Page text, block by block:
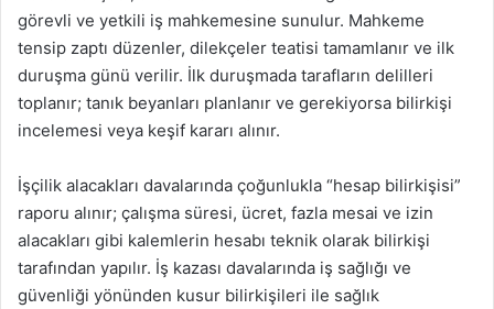
görevli ve yetkili iş mahkemesine sunulur. Mahkeme
tensip zaptı düzenler, dilekçeler teatisi tamamlanır ve ilk
duruşma günü verilir. İlk duruşmada tarafların delilleri
toplanır; tanık beyanları planlanır ve gerekiyorsa bilirkişi
incelemesi veya keşif kararı alınır.
İşçilik alacakları davalarında çoğunlukla “hesap bilirkişisi”
raporu alınır; çalışma süresi, ücret, fazla mesai ve izin
alacakları gibi kalemlerin hesabı teknik olarak bilirkişi
tarafından yapılır. İş kazası davalarında iş sağlığı ve
güvenliği yönünden kusur bilirkişileri ile sağlık